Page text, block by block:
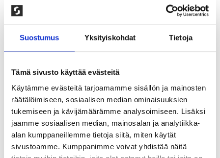
Suostumus Yksityiskohdat Tietoja
Tämä sivusto käyttää evästeitä
Käytämme evästeitä tarjoamamme sisällön ja mainosten
räätälöimiseen, sosiaalisen median ominaisuuksien
tukemiseen ja kävijämäärämme analysoimiseen. Lisäksi
jaamme sosiaalisen median, mainosalan ja analytiikka-
alan kumppaneillemme tietoja siitä, miten käytät
sivustoamme. Kumppanimme voivat yhdistää näitä
3-PAKKAUS KIRISTÄMÄTTÖMÄT
BAMBUSUKAT, MUSTA
150,00kr
Ohuet sukat valmistettu pehmeästä ja mukavasta